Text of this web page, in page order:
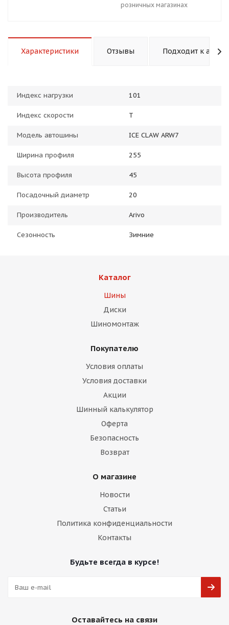
розничных магазинах
Характеристики Отзывы Подходит к авто
Индекс нагрузки 101
Индекс скорости T
Модель автошины ICE CLAW ARW7
Ширина профиля 255
Высота профиля 45
Посадочный диаметр 20
Производитель Arivo
Сезонность Зимние
Каталог
Шины
Диски
Шиномонтаж
Покупателю
Условия оплаты
Условия доставки
Акции
Шинный калькулятор
Оферта
Безопасность
Возврат
О магазине
Новости
Статьи
Политика конфиденциальности
Контакты
Будьте всегда в курсе!
Оставайтесь на связи